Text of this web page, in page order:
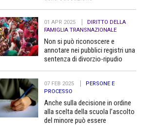
01 APR 2025
DIRITTO DELLA
FAMIGLIA TRANSNAZIONALE
Non si può riconoscere e
annotare nei pubblici registri una
sentenza di divorzio-ripudio
pubblico
07 FEB 2025
PERSONE E
PROCESSO
Anche sulla decisione in ordine
alla scelta della scuola l’ascolto
del minore può essere